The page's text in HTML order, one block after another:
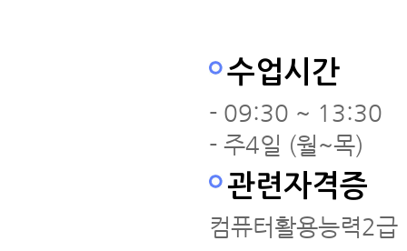
수업시간
- 09:30 ~ 13:30
- 주4일 (월~목)
관련자격증
컴퓨터활용능력2